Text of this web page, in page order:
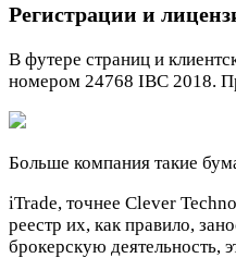
Регистрации и
В футере страниц и
номером 24768 IBC 2018.
Больше компания такие
iTrade, точнее Clever
реестр их, как правило,
брокерскую деятельность,